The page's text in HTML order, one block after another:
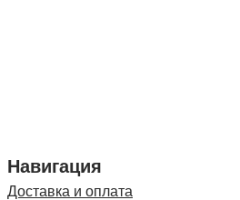
Навигация
Доставка и оплата